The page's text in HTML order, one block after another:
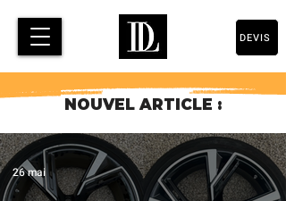
DEVIS
NOUVEL ARTICLE :
26 mai